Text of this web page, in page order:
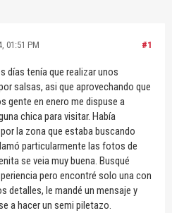
#1
01:51 PM
días tenía que realizar unos
salsas, asi que aprovechando que
gente en enero me dispuse a
chica para visitar. Había
la zona que estaba buscando
particularmente las fotos de
se veia muy buena. Busqué
pero encontré solo una con
detalles, le mandé un mensaje y
a hacer un semi piletazo.